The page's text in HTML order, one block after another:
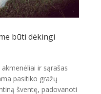
būti dėkingi
ir sąrašas
pasitiko gražų
šventę, padovanoti